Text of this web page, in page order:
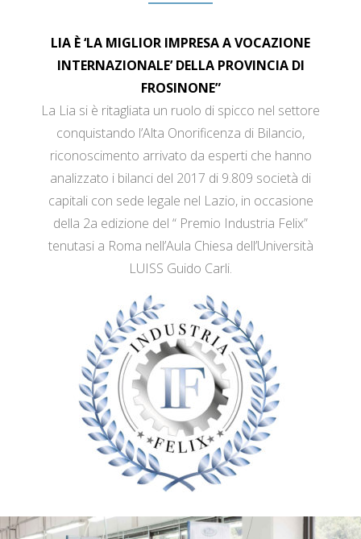
LIA È ‘LA MIGLIOR IMPRESA A VOCAZIONE
INTERNAZIONALE’ DELLA PROVINCIA DI
FROSINONE”
La Lia si è ritagliata un ruolo di spicco nel settore
conquistando l’Alta Onorificenza di Bilancio,
riconoscimento arrivato da esperti che hanno
analizzato i bilanci del 2017 di 9.809 società di
capitali con sede legale nel Lazio, in occasione
della 2a edizione del “ Premio Industria Felix”
tenutasi a Roma nell’Aula Chiesa dell’Università
LUISS Guido Carli.